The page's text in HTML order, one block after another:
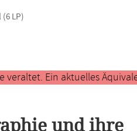
LP)
veraltet. Ein aktuelles
und ihre